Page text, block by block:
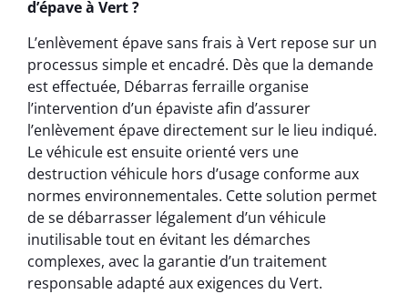
d’épave à Vert ?
L’enlèvement épave sans frais à Vert repose sur un
processus simple et encadré. Dès que la demande
est effectuée, Débarras ferraille organise
l’intervention d’un épaviste afin d’assurer
l’enlèvement épave directement sur le lieu indiqué.
Le véhicule est ensuite orienté vers une
destruction véhicule hors d’usage conforme aux
normes environnementales. Cette solution permet
de se débarrasser légalement d’un véhicule
inutilisable tout en évitant les démarches
complexes, avec la garantie d’un traitement
responsable adapté aux exigences du Vert.